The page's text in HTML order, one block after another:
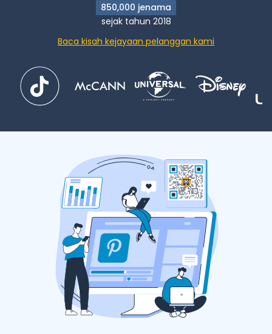
850,000 jenama
sejak tahun 2018
Baca kisah kejayaan pelanggan kami